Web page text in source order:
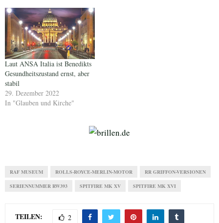
Laut ANSA Italia ist Benedikts
Gesundheitszustand ernst, aber
stabil
29. Dezember 2022
In "Glauben und Kirche"
RAF MUSEUM ROLLS-ROYCE-MERLIN-MOTOR RR GRIFFON-VERSIONEN
SERIENNUMMER RW393 SPITFIRE MK XV SPITFIRE MK XVI
TEILEN: 2